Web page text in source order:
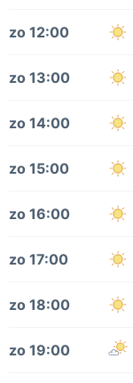
zo 12:00
zo 13:00
zo 14:00
zo 15:00
zo 16:00
zo 17:00
zo 18:00
zo 19:00